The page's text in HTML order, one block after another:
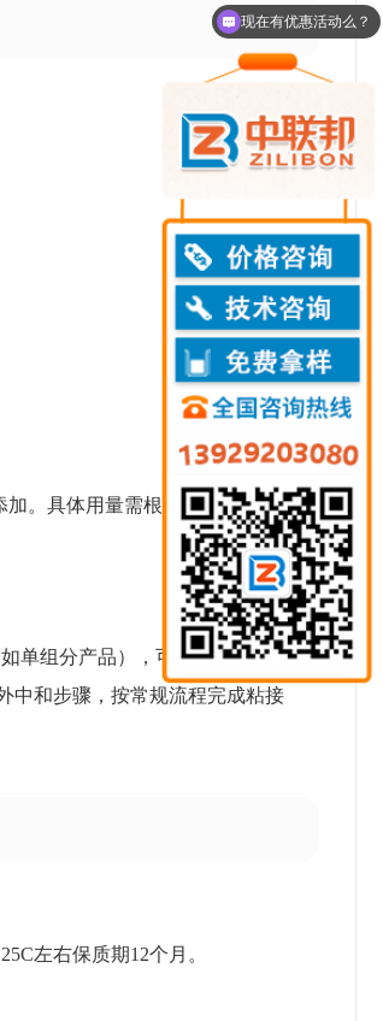
加。具体用量需根据胶粘剂类
单组分产品），可将防霉剂预先
中和步骤，按常规流程完成粘接
25C左右保质期12个月。
现在有优惠活动么？